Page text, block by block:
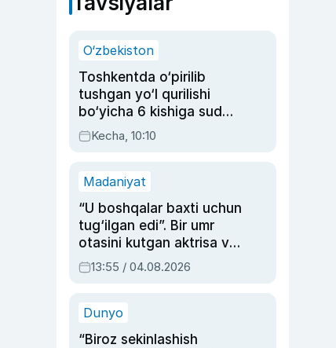
O‘zbekiston
Toshkentda o‘pirilib
tushgan yo‘l qurilishi
bo‘yicha 6 kishiga sud
hukmi o‘qildi
Kecha, 10:10
Madaniyat
“U boshqalar baxti uchun
tug‘ilgan edi”. Bir umr
otasini kutgan aktrisa va
dublyaj ustasi Rimma
Ahmedovaning
13:55 / 04.08.2026
Dunyo
“Biroz sekinlashish